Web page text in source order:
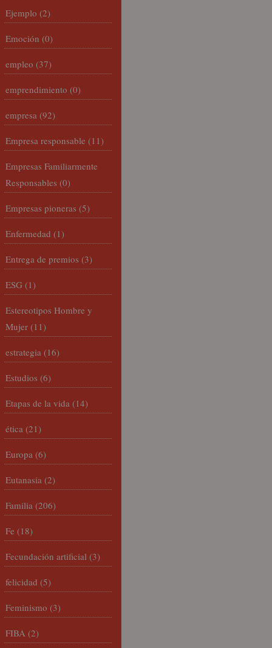
Ejemplo (2)
Emoción (0)
empleo (37)
emprendimiento (0)
empresa (92)
Empresa responsable (11)
Empresas Familiarmente
Responsables (0)
Empresas pioneras (5)
Enfermedad (1)
Entrega de premios (3)
ESG (1)
Estereotipos Hombre y
Mujer (11)
estrategia (16)
Estudios (6)
Etapas de la vida (14)
ética (21)
Europa (6)
Eutanasia (2)
Familia (206)
Fe (18)
Fecundación artificial (3)
felicidad (5)
Feminismo (3)
FIBA (2)